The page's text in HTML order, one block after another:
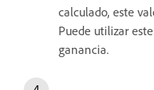
calculado, este
Puede utilizar
ganancia.